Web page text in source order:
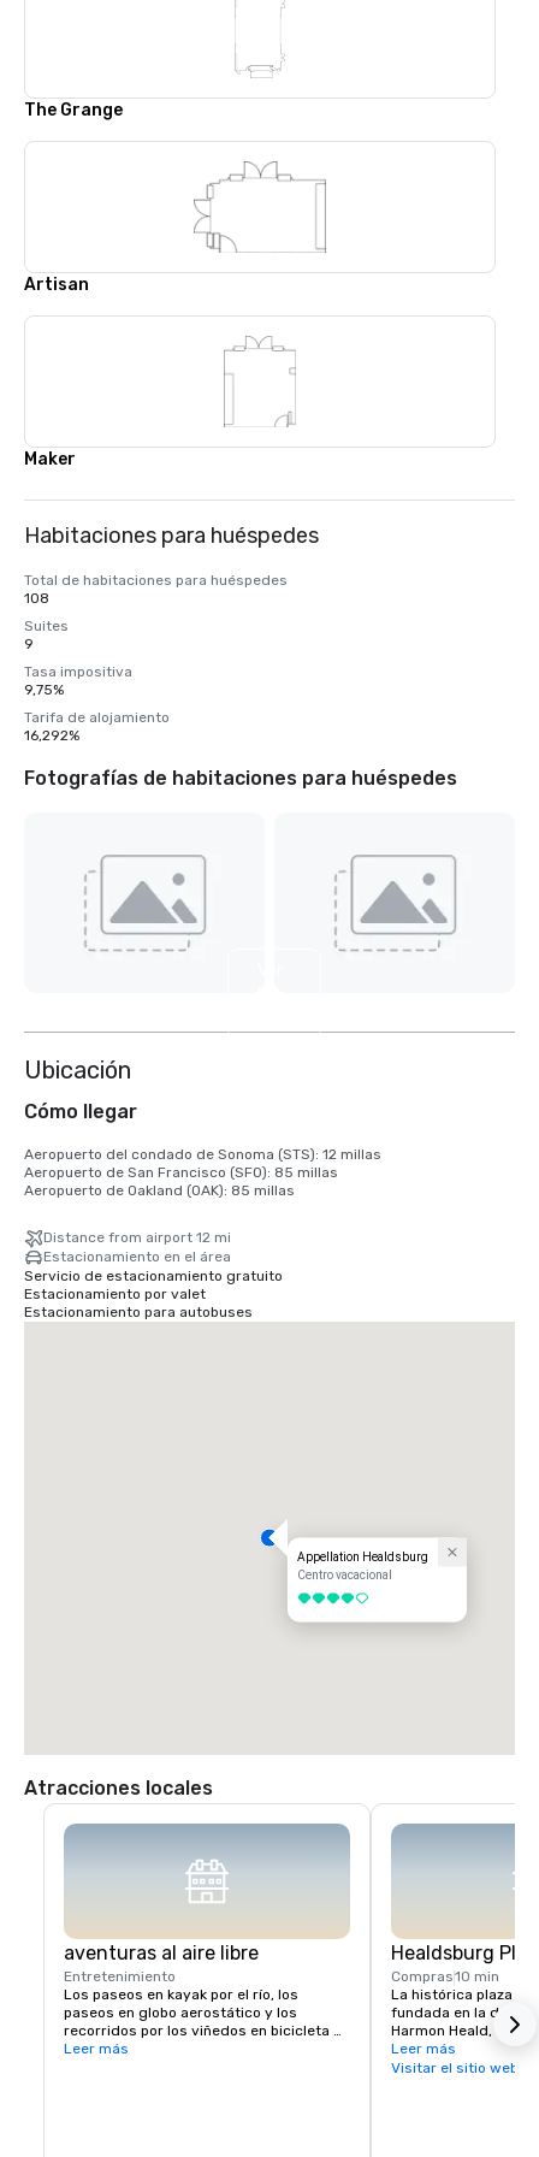
The Grange
Artisan
Maker
Habitaciones para huéspedes
Total de habitaciones para huéspedes
108
Suites
9
Tasa impositiva
9,75%
Tarifa de alojamiento
16,292%
Fotografías de habitaciones para huéspedes
Ubicación
Cómo llegar
Aeropuerto del condado de Sonoma (STS): 12 millas
Aeropuerto de San Francisco (SFO): 85 millas
Aeropuerto de Oakland (OAK): 85 millas
Distance from airport 12 mi
Estacionamiento en el área
Servicio de estacionamiento gratuito
Estacionamiento por valet
Estacionamiento para autobuses
Appellation Healdsburg
Centro vacacional
4 de 5
Atracciones locales
aventuras al aire libre
Entretenimiento
Los paseos en kayak por el río, los
paseos en globo aerostático y los
recorridos por los viñedos en bicicleta
eléctrica ofrecen opciones inolvidables
Leer más
Healdsburg
Compras10 min
La histórica plaza de
fundada en la
Harmon Heald,
buscaba oro, es un
vital para los
Leer más
Visitar el sitio web